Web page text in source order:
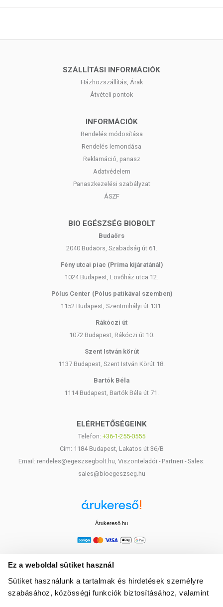
Ez a weboldal sütiket használ
Sütiket használunk a tartalmak és hirdetések személyre
szabásához, közösségi funkciók biztosításához, valamint
SZÁLLÍTÁSI INFORMÁCIÓK
Házhozszállítás, Árak
Átvételi pontok
INFORMÁCIÓK
Rendelés módosítása
Rendelés lemondása
Reklamáció, panasz
Adatvédelem
Panaszkezelési szabályzat
ÁSZF
BIO EGÉSZSÉG BIOBOLT
Budaörs
2040 Budaörs, Szabadság út 61.
Fény utcai piac (Príma kijáratánál)
1024 Budapest, Lövőház utca 12.
Pólus Center (Pólus patikával szemben)
1152 Budapest, Szentmihályi út 131.
Rákóczi út
1072 Budapest, Rákóczi út 10.
Szent István körút
1137 Budapest, Szent István Körút 18.
Bartók Béla
1114 Budapest, Bartók Béla út 71.
ELÉRHETŐSÉGEINK
Telefon: +36-1-255-0555
Cím: 1184 Budapest, Lakatos út 36/B
Email: rendeles@egeszsegbolt.hu, Viszonteladói - Partneri - Sales:
sales@bioegeszseg.hu
Árukereső.hu